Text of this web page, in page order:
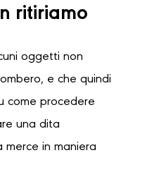
ritiriamo
oggetti non
e che quindi
come procedere
una dita
merce in maniera